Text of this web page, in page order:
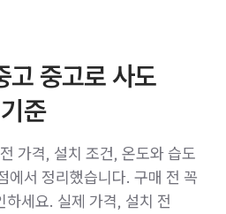
고 중고로 사도
준
가격, 설치 조건, 온도와 습도
에서 정리했습니다. 구매 전 꼭
세요. 실제 가격, 설치 전